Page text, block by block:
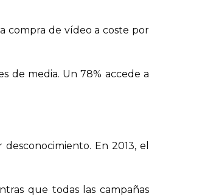
compra de vídeo a coste por
de media. Un 78% accede a
En 2013, el
que todas las campañas